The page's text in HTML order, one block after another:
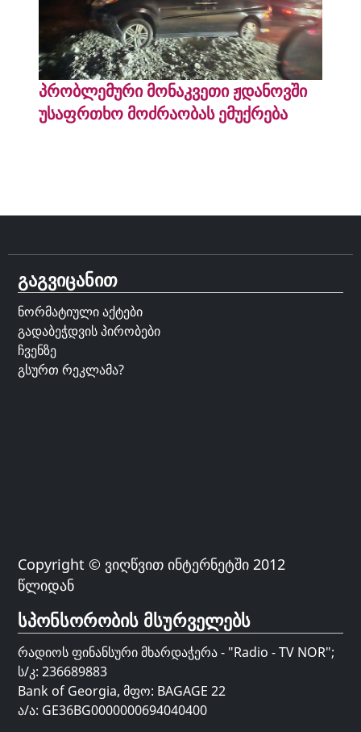
პრობლემური მონაკვეთი ჟდანოვში
უსაფრთხო მოძრაობას ემუქრება
გაგვიცანით
ნორმატიული აქტები
გადაბეჭდვის პირობები
ჩვენზე
გსურთ რეკლამა?
Copyright © ვიღწვით ინტერნეტში 2012
წლიდან
სპონსორობის მსურველებს
რადიოს ფინანსური მხარდაჭერა - "Radio - TV NOR";
ს/კ: 236689883
Bank of Georgia, მფო: BAGAGE 22
ა/ა: GE36BG0000000694040400